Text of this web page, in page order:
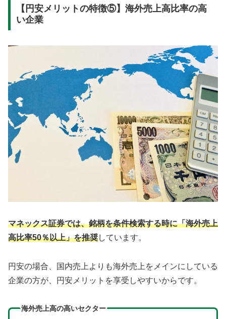
【円安メリットの特徴⑤】海外売上高比率の高
い企業
マネックス証券では、銘柄を条件検索する時に「海外売上
高比率50％以上」を推奨しています。
円安の場合、国内売上よりも海外売上をメインにしている
企業の方が、円安メリットを享受しやすいからです。
海外売上高の高いセクター